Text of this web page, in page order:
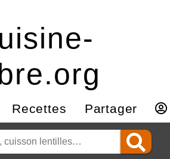
Recettes Partager